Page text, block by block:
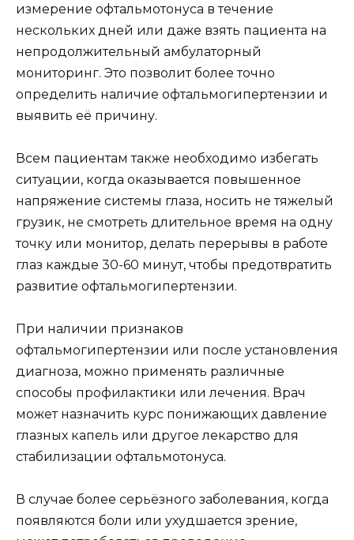
измерение офтальмотонуса в течение
нескольких дней или даже взять пациента на
непродолжительный амбулаторный
мониторинг. Это позволит более точно
определить наличие офтальмогипертензии и
выявить её причину.
Всем пациентам также необходимо избегать
ситуации, когда оказывается повышенное
напряжение системы глаза, носить не тяжелый
грузик, не смотреть длительное время на одну
точку или монитор, делать перерывы в работе
глаз каждые 30-60 минут, чтобы предотвратить
развитие офтальмогипертензии.
При наличии признаков
офтальмогипертензии или после установления
диагноза, можно применять различные
способы профилактики или лечения. Врач
может назначить курс понижающих давление
глазных капель или другое лекарство для
стабилизации офтальмотонуса.
В случае более серьёзного заболевания, когда
появляются боли или ухудшается зрение,